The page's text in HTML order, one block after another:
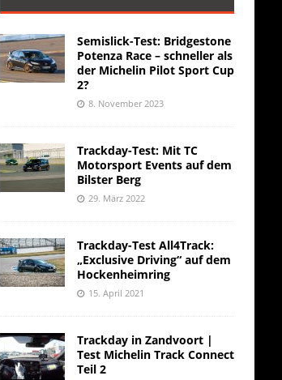
Semislick-Test: Bridgestone
Potenza Race – schneller als
der Michelin Pilot Sport Cup
2?
8. November 2023
Trackday-Test: Mit TC
Motorsport Events auf dem
Bilster Berg
29. März 2022
Trackday-Test All4Track:
„Exclusive Driving“ auf dem
Hockenheimring
15. April 2021
Trackday in Zandvoort |
Test Michelin Track Connect
Teil 2